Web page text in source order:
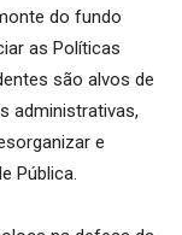
do fundo
as Políticas
são alvos de
administrativas,
e
Pública.